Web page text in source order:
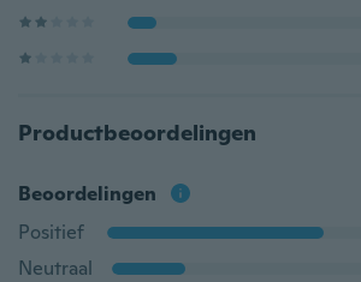
Productbeoordelingen
Beoordelingen
Positief
Neutraal